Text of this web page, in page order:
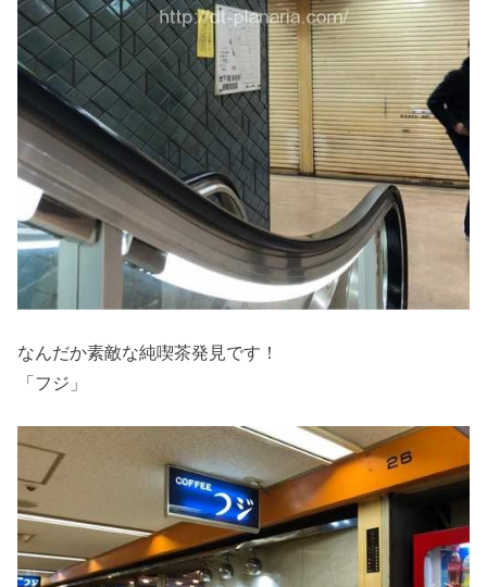
なんだか素敵な純喫茶発見です！
「フジ」